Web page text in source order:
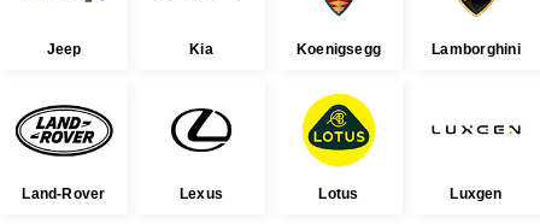
Jeep Kia Koenigsegg Lamborghini
Land-Rover Lexus Lotus Luxgen